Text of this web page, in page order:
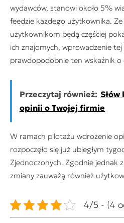
wydawców, stanowi około 5%
feedzie każdego użytkownika.
użytkownikom będą częściej
ich znajomych, wprowadzenie
prawdopodobnie ten wskaźnik o
Przeczytaj również:
opinii o Twojej firmie
W ramach pilotażu wdrożenie
rozpoczęło się już ubiegłym
Zjednoczonych. Zgodnie jednak
zmiany zauważą również
4/5 - (4